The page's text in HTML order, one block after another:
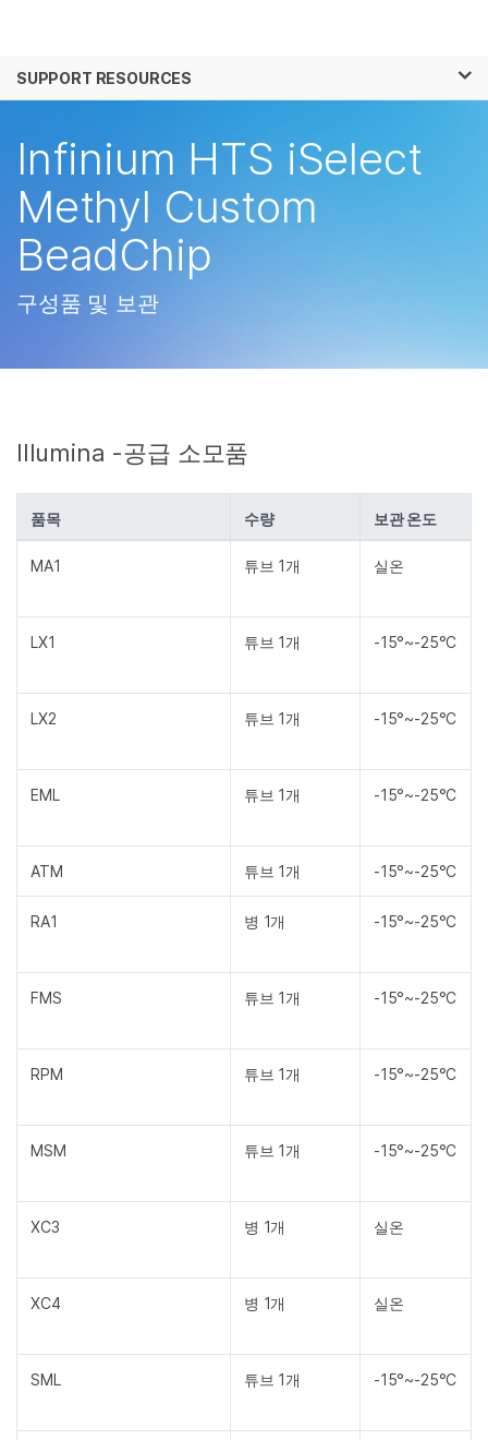
솔루션
회사
지원
추천 링크
SUPPORT RESOURCES
Infinium HTS iSelect
Methyl Custom
BeadChip
구성품 및 보관
Illumina -공급 소모품
품목 수량 보관 온도
MA1 튜브 1개 실온
LX1 튜브 1개 -15°~-25°C
LX2 튜브 1개 -15°~-25°C
EML 튜브 1개 -15°~-25°C
ATM 튜브 1개 -15°~-25°C
RA1 병 1개 -15°~-25°C
FMS 튜브 1개 -15°~-25°C
RPM 튜브 1개 -15°~-25°C
MSM 튜브 1개 -15°~-25°C
XC3 병 1개 실온
XC4 병 1개 실온
SML 튜브 1개 -15°~-25°C
보다 관련성이 높은 콘텐츠를 확인하실 수 있
습니다. 주요 관심 분야를 선택해 주세요:
암 연구
미생물학 연구
농업유전체학 연구
복합 질환 연구
임상 종양학 연구
생식 보건 연구
유전 및 희귀 질환 연
구